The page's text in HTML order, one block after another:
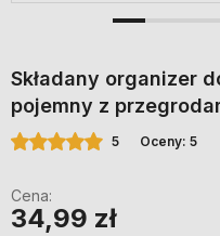
Składany organizer
pojemny z
5 Oceny: 5
Cena:
34,99 zł